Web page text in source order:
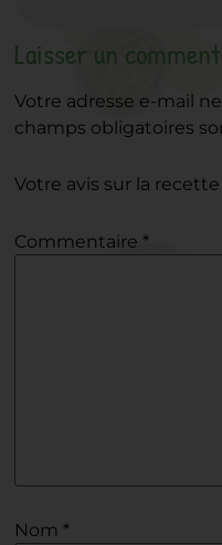
Laisser un
Votre adresse e-mail
champs obligatoires
Votre avis sur la recette
Commentaire *
Nom *